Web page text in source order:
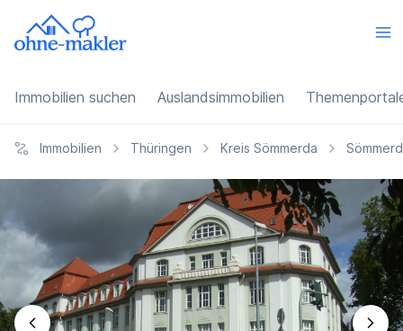
Immobilien suchen Auslandsimmobilien
Immobilien Thüringen Kreis Sömmerda